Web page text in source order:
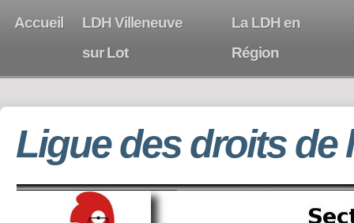
Accueil
LDH Villeneuve
sur Lot
La LDH en
Région
Ligue des droits de